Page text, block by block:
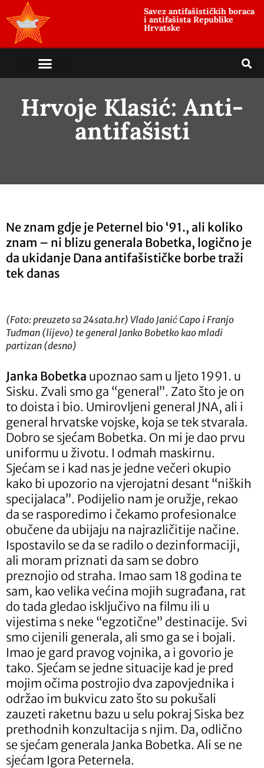
Savez antifašističkih boraca
i antifašista Republike
Hrvatske
Hrvoje Klasić: Anti-
antifašisti
Ne znam gdje je Peternel bio ‘91., ali koliko
znam – ni blizu generala Bobetka, logično je
da ukidanje Dana antifašističke borbe traži
tek danas
(Foto: preuzeto sa 24sata.hr) Vlado Janić Capo i Franjo
Tuđman (lijevo) te general Janko Bobetko kao mladi
partizan (desno)
Janka Bobetka upoznao sam u ljeto 1991. u
Sisku. Zvali smo ga “general”. Zato što je on
to doista i bio. Umirovljeni general JNA, ali i
general hrvatske vojske, koja se tek stvarala.
Dobro se sjećam Bobetka. On mi je dao prvu
uniformu u životu. I odmah maskirnu.
Sjećam se i kad nas je jedne večeri okupio
kako bi upozorio na vjerojatni desant “niških
specijalaca”. Podijelio nam je oružje, rekao
da se rasporedimo i čekamo profesionalce
obučene da ubijaju na najrazličitije načine.
Ispostavilo se da se radilo o dezinformaciji,
ali moram priznati da sam se dobro
preznojio od straha. Imao sam 18 godina te
sam, kao velika većina mojih sugrađana, rat
do tada gledao isključivo na filmu ili u
vijestima s neke “egzotične” destinacije. Svi
smo cijenili generala, ali smo ga se i bojali.
Imao je gard pravog vojnika, a i govorio je
tako. Sjećam se jedne situacije kad je pred
mojim očima postrojio dva zapovjednika i
održao im bukvicu zato što su pokušali
zauzeti raketnu bazu u selu pokraj Siska bez
prethodnih konzultacija s njim. Da, odlično
se sjećam generala Janka Bobetka. Ali se ne
sjećam Igora Peternela.